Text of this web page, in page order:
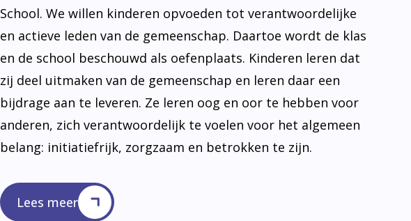
School. We willen kinderen opvoeden tot verantwoordelijke
en actieve leden van de gemeenschap. Daartoe wordt de klas
en de school beschouwd als oefenplaats. Kinderen leren dat
zij deel uitmaken van de gemeenschap en leren daar een
bijdrage aan te leveren. Ze leren oog en oor te hebben voor
anderen, zich verantwoordelijk te voelen voor het algemeen
belang: initiatiefrijk, zorgzaam en betrokken te zijn.
Lees meer